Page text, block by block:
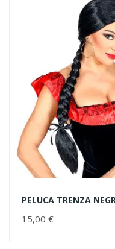
PELUCA TRENZA
15,00 €AÑADIR AL CARRITO